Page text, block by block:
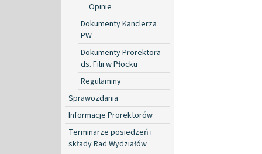
Opinie
Dokumenty Kanclerza
PW
Dokumenty Prorektora
ds. Filii w Płocku
Regulaminy
Sprawozdania
Informacje Prorektorów
Terminarze posiedzeń i
składy Rad Wydziałów